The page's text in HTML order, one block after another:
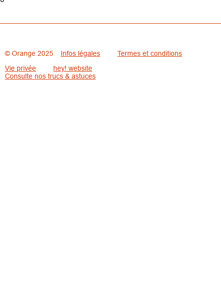
© Orange 2025 Infos légales
Termes et conditions
Vie privée
hey! website
Consulte nos trucs & astuces